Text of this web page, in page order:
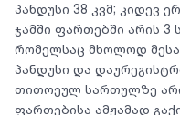
პანდუსი 38 კვმ; კიდევ
ჯამში ფართებში არის 3
რომელსაც მხოლოდ
პანდუსი და
თითოეულ სართულზე
ფართებისა ამჟამად